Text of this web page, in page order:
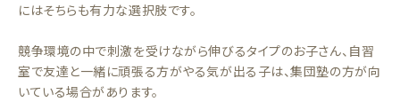
にはそちらも有力な選択肢です。
競争環境の中で刺激を受けながら伸びるタイプのお子さん、自習
室で友達と一緒に頑張る方がやる気が出る子は、集団塾の方が向
いている場合があります。